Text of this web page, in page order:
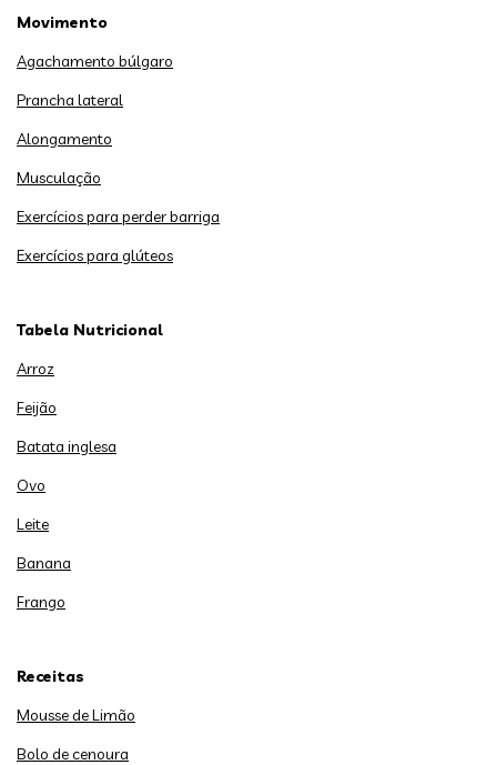
Movimento
Agachamento búlgaro
Prancha lateral
Alongamento
Musculação
Exercícios para perder barriga
Exercícios para glúteos
Tabela Nutricional
Arroz
Feijão
Batata inglesa
Ovo
Leite
Banana
Frango
Receitas
Mousse de Limão
Bolo de cenoura